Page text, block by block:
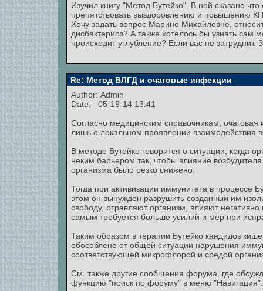
Изучил книгу "Метод Бутейко". В ней сказано
препятствовать выздоровлению и повышению
Хочу задать вопрос Марине Михайловне,
дисбактериоз? А также хотелось бы узнать
происходит углубление? Если вас не затруднит.
Re: Метод ВЛГД и очаговые инфекции
Author: Admin
Date: 05-19-14 13:41
Согласно медицинским справочникам,
лишь о локальном проявлении взаимодействия
В методе Бутейко говорится о ситуации, когда
неким барьером так, чтобы влияние
организма было резко снижено.
Тогда при активизации иммунитета в процессе
этом он вынужден разрушить созданный им
свободу, отравляют организм, влияют
самым требуется больше усилий и мер при
Таким образом в терапии Бутейко кандидоз
обособлено от общей ситуации нарушения
соответствующей микрофлорой и средой
См. также другие сообщения форума, где
функцию "поиск по форуму" в меню "Навигация".